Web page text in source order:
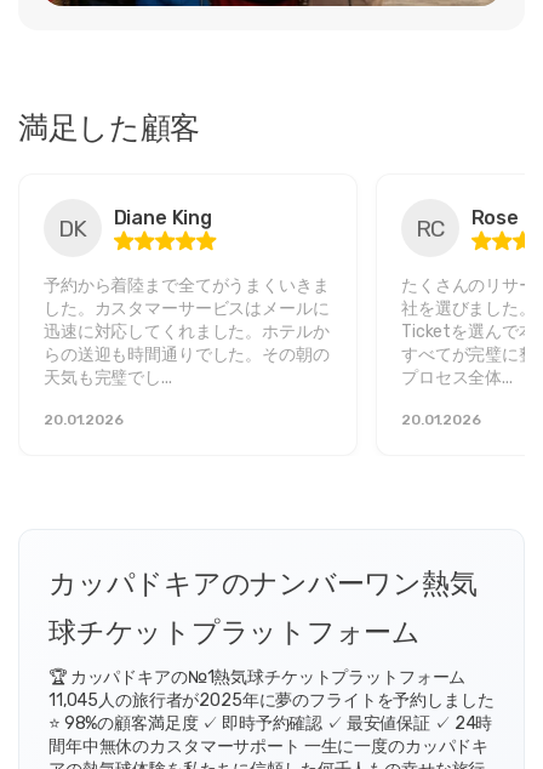
満足した顧客
DK Diane King
予約から着陸まで全てがうまくいきま
した。カスタマーサービスはメールに
迅速に対応してくれました。ホテルか
らの送迎も時間通りでした。その朝の
天気も完璧でし...
20.01.2026
RC Rose
たくさんのリサー
社を選びました。
Ticketを選んで本
すべてが完璧に整
プロセス全体...
20.01.2026
カッパドキアのナンバーワン熱気
球チケットプラットフォーム
🏆 カッパドキアの№1熱気球チケットプラットフォーム
11,045人の旅行者が2025年に夢のフライトを予約しました
⭐ 98%の顧客満足度 ✓ 即時予約確認 ✓ 最安値保証 ✓ 24時
間年中無休のカスタマーサポート 一生に一度のカッパドキ